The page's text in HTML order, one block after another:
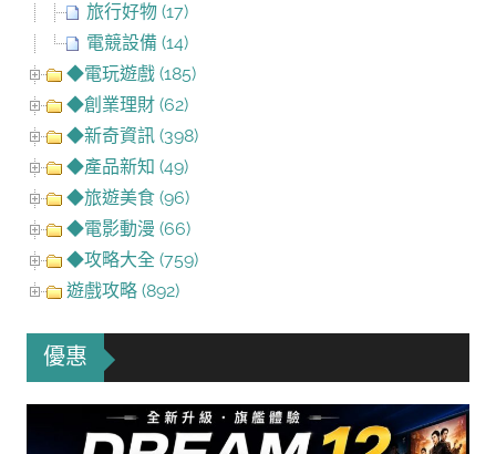
旅行好物 (17)
電競設備 (14)
◆電玩遊戲 (185)
◆創業理財 (62)
◆新奇資訊 (398)
◆產品新知 (49)
◆旅遊美食 (96)
◆電影動漫 (66)
◆攻略大全 (759)
遊戲攻略 (892)
優惠